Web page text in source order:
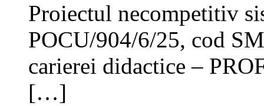
Proiectul necompetitiv
POCU/904/6/25, cod
carierei didactice –
[…]